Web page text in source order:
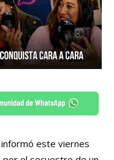
informó este viernes